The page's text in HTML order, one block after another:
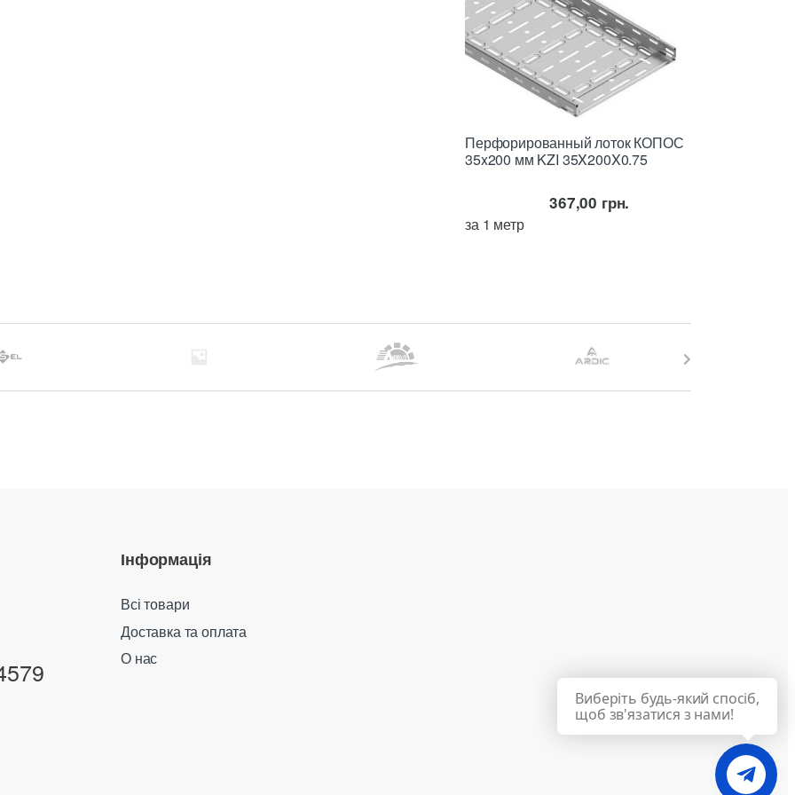
Перфорированный лоток КОПОС
35x200 мм KZI 35X200X0.75
367,00 грн.
за 1 метр
Інформація
Всі товари
Доставка та оплата
О нас
Виберіть будь-який спосіб,
щоб зв'язатися з нами!